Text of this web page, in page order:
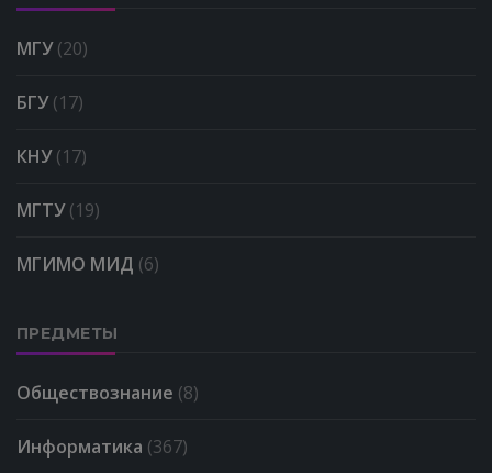
МГУ(20)
БГУ(17)
КНУ(17)
МГТУ(19)
МГИМО МИД (6)
ПРЕДМЕТЫ
Обществознание (8)
Информатика (367)